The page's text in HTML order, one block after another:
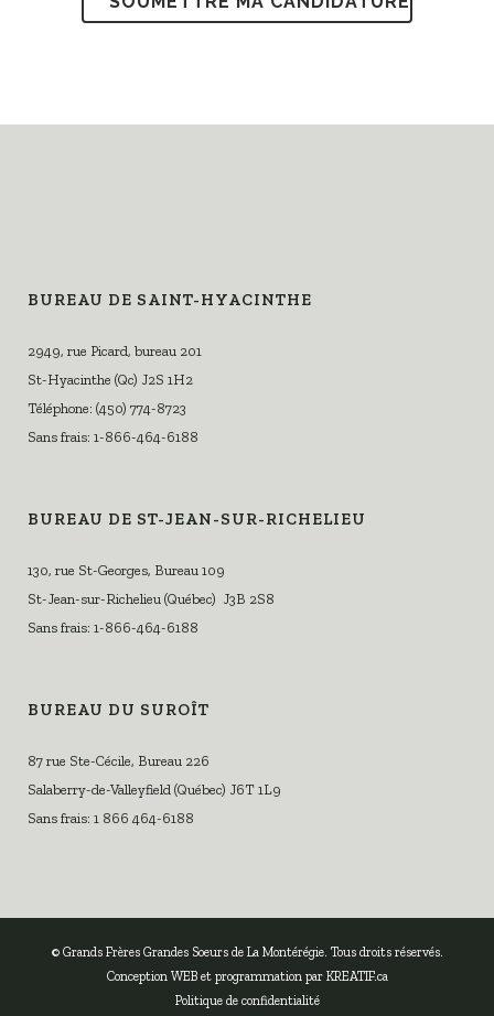
BUREAU DE SAINT-HYACINTHE
2949, rue Picard, bureau 201
St-Hyacinthe (Qc) J2S 1H2
Téléphone: (450) 774-8723
Sans frais: 1-866-464-6188
BUREAU DE ST-JEAN-SUR-RICHELIEU
130, rue St-Georges, Bureau 109
St-Jean-sur-Richelieu (Québec) J3B 2S8
Sans frais: 1-866-464-6188
BUREAU DU SUROÎT
87 rue Ste-Cécile, Bureau 226
Salaberry-de-Valleyfield (Québec) J6T 1L9
Sans frais: 1 866 464-6188
© Grands Frères Grandes Soeurs de La Montérégie. Tous droits réservés.
Conception WEB et programmation par KREATIF.ca
Politique de confidentialité